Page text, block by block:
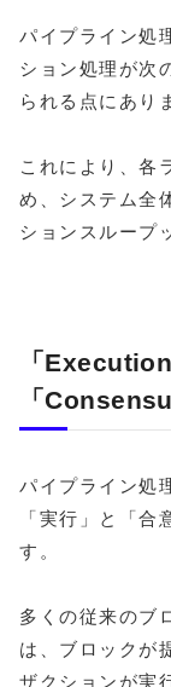
パイプライン処
ション処理が次
られる点にあり
これにより、各
め、システム全
ションスループ
「
「
パイプライン処
「実行」と「合
す。
多くの従来のブ
は、ブロックが
ザクションが実